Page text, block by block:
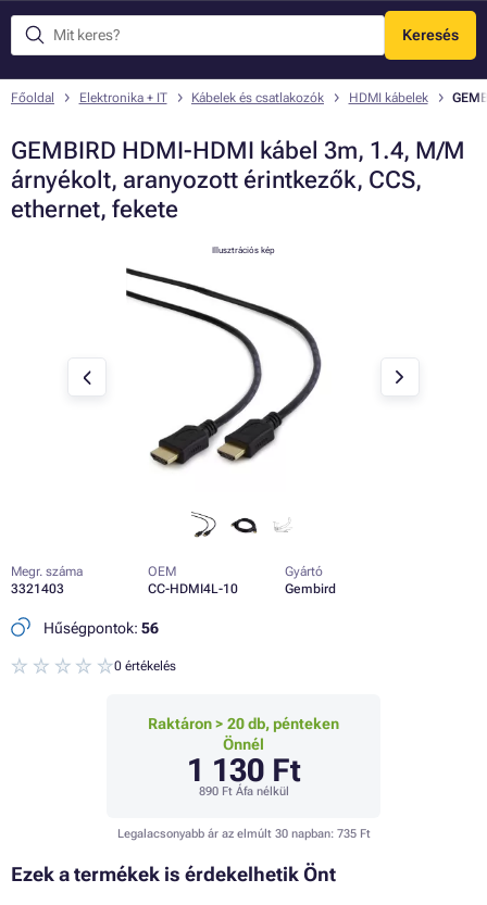
Keresés
Menü
Főoldal Elektronika + IT Kábelek és csatlakozók HDMI kábelek
GEMBIRD HDMI-HDMI kábel 3m, 1.4, M/M
árnyékolt, aranyozott érintkezők, CCS,
ethernet, fekete
Illusztrációs kép
Megr. száma
3321403
OEM
CC-HDMI4L-10
Gyártó
Gembird
Hűségpontok: 56
0 értékelés
Raktáron > 20 db, pénteken
Önnél
1 130 Ft
890 FtÁfa nélkül
Legalacsonyabb ár az elmúlt 30 napban: 735 Ft
Ezek a termékek is érdekelhetik Önt